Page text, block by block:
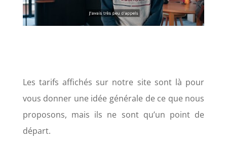
Les tarifs affichés sur notre site sont là pour
vous donner une idée générale de ce que nous
proposons, mais ils ne sont qu’un point de
départ.